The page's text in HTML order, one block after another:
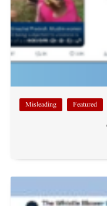
Featured
Misleading